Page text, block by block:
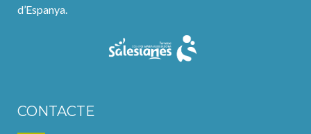
d’Espanya.
CONTACTE